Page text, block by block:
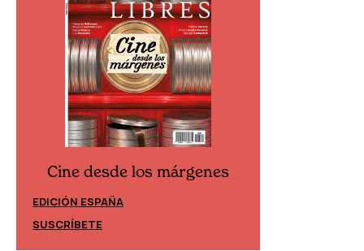
Cine desde los márgenes
EDICIÓN ESPAÑA
SUSCRÍBETE